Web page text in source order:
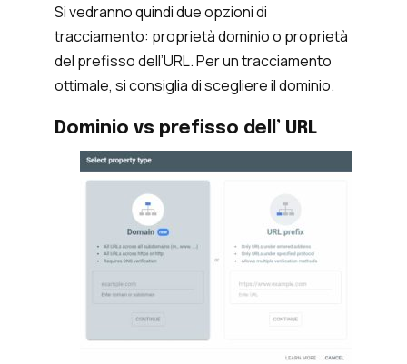
Si vedranno quindi due opzioni di
tracciamento: proprietà dominio o proprietà
del prefisso dell’URL. Per un tracciamento
ottimale, si consiglia di scegliere il dominio.
Dominio vs prefisso dell’ URL